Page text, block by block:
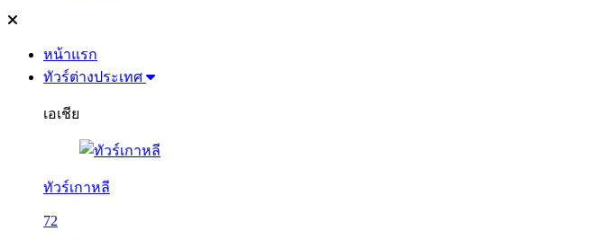
หน้าแรก
ทัวร์ต่างประเทศ
เอเชีย
ทัวร์เกาหลี
72